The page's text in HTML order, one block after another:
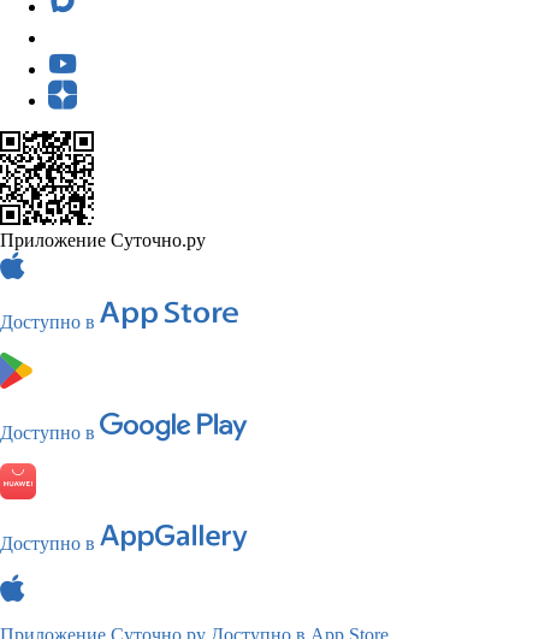
Приложение Суточно.ру
Доступно в
Доступно в
Доступно в
Приложение Суточно.ру Доступно в App Store